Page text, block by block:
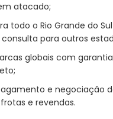
atacado;
todo o Rio Grande do
para outros
globais com
e negociação
e revendas.